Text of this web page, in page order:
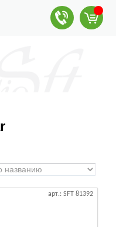
арт.: SFT 81392